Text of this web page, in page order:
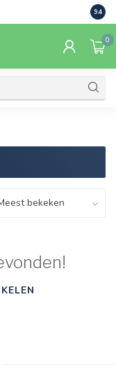
9.4
0